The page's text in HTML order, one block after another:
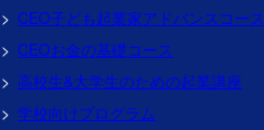
CEO子ども起業家アドバンスコース
CEOお金の基礎コース
高校生&大学生のための起業講座
学校向けプログラム